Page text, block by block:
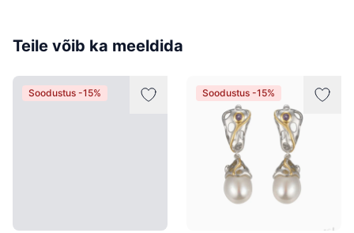
Teile võib ka meeldida
Soodustus -15% Soodustus -15%